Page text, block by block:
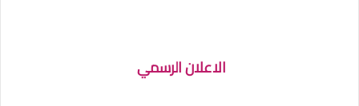
الاعلان الرسمي